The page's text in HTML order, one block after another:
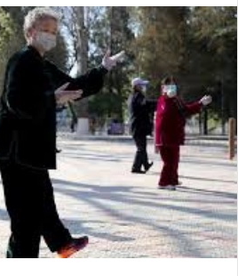
س
ل
ب
د
ا
ل
ك
ت
ر